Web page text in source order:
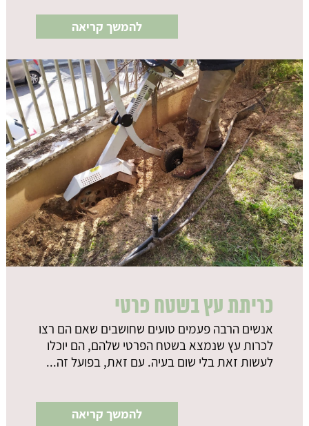
להמשך קריאה
כריתת עץ בשטח פרטי
אנשים הרבה פעמים טועים שחושבים שאם הם רצו
לכרות עץ שנמצא בשטח הפרטי שלהם, הם יוכלו
לעשות זאת בלי שום בעיה. עם זאת, בפועל זה...
להמשך קריאה